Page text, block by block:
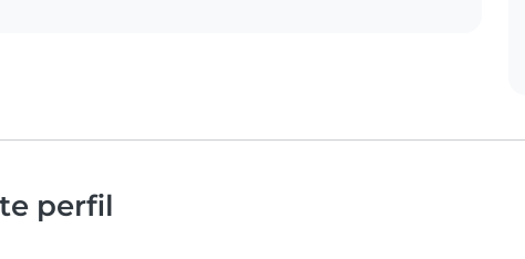
perfil